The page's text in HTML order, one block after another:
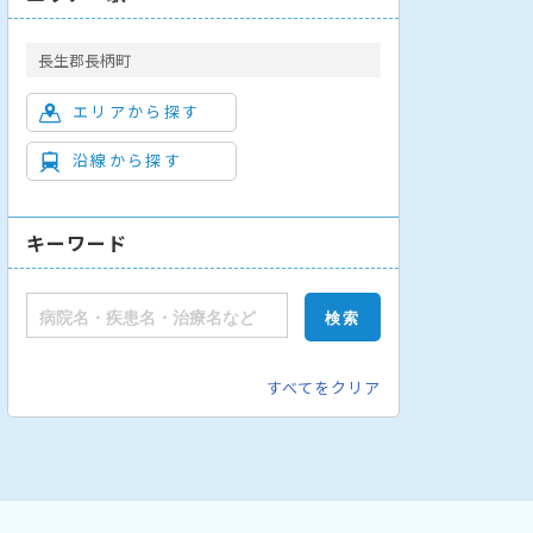
長生郡長柄町
エリアから探す
沿線から探す
キーワード
すべてをクリア